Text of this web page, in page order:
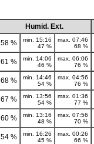
Humid. Ext.
58 %
min. 15:16
47 %
max. 07:46
68 %
61 %
min. 14:06
46 %
max. 06:06
76 %
68 %
min. 14:46
54 %
max. 04:56
76 %
67 %
min. 13:56
54 %
max. 01:36
77 %
60 %
min. 13:16
48 %
max. 07:56
70 %
54 %
min. 16:26
45 %
max. 00:26
66 %